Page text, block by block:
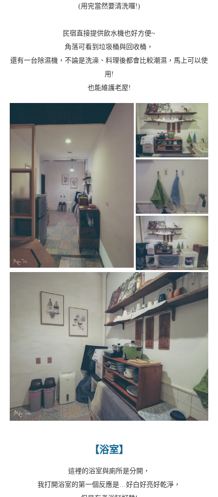
(用完當然要清洗囉!)
民宿直接提供飲水機也好方便~
角落可看到垃圾桶與回收桶，
還有一台除濕機，不論是洗澡、料理後都會比較潮濕，馬上可以使
用!
也能維護老屋!
【浴室】
這裡的浴室與廁所是分開，
我打開浴室的第一個反應是…好白好亮好乾淨，